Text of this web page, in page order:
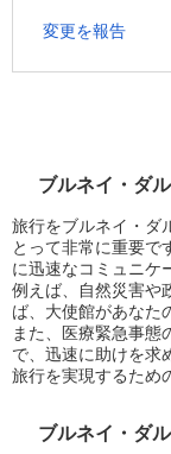
ブルネイ・ダ
旅行をブルネイ・ダ
とって非常に重要で
に迅速なコミュニケ
例えば、自然災害や
ば、大使館があなた
また、医療緊急事態
で、迅速に助けを求
旅行を実現するため
ブルネイ・ダ
変更を報告